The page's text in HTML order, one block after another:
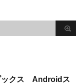
ックス Androidス